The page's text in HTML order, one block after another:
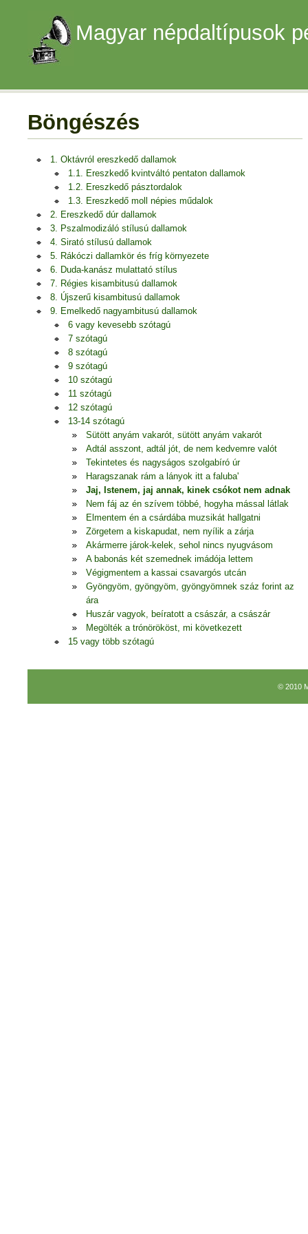
Magyar népdaltípusok
Böngészés
1. Oktávról ereszkedő dallamok
1.1. Ereszkedő kvintváltó pentaton dallamok
1.2. Ereszkedő pásztordalok
1.3. Ereszkedő moll népies műdalok
2. Ereszkedő dúr dallamok
3. Pszalmodizáló stílusú dallamok
4. Sirató stílusú dallamok
5. Rákóczi dallamkör és fríg környezete
6. Duda-kanász mulattató stílus
7. Régies kisambitusú dallamok
8. Újszerű kisambitusú dallamok
9. Emelkedő nagyambitusú dallamok
6 vagy kevesebb szótagú
7 szótagú
8 szótagú
9 szótagú
10 szótagú
11 szótagú
12 szótagú
13-14 szótagú
Sütött anyám vakarót, sütött anyám vakarót
Adtál asszont, adtál jót, de nem kedvemre valót
Tekintetes és nagyságos szolgabíró úr
Haragszanak rám a lányok itt a faluba'
Jaj, Istenem, jaj annak, kinek csókot nem adnak
Nem fáj az én szívem többé, hogyha mással látlak
Elmentem én a csárdába muzsikát hallgatni
Zörgetem a kiskapudat, nem nyílik a zárja
Akármerre járok-kelek, sehol nincs nyugvásom
A babonás két szemednek imádója lettem
Végigmentem a kassai csavargós utcán
Gyöngyöm, gyöngyöm, gyöngyömnek száz forint az
ára
Huszár vagyok, beíratott a császár, a császár
Megölték a trónörököst, mi következett
15 vagy több szótagú
© 2010